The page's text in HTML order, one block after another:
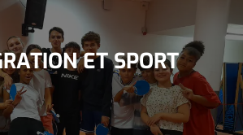
ET SPORT